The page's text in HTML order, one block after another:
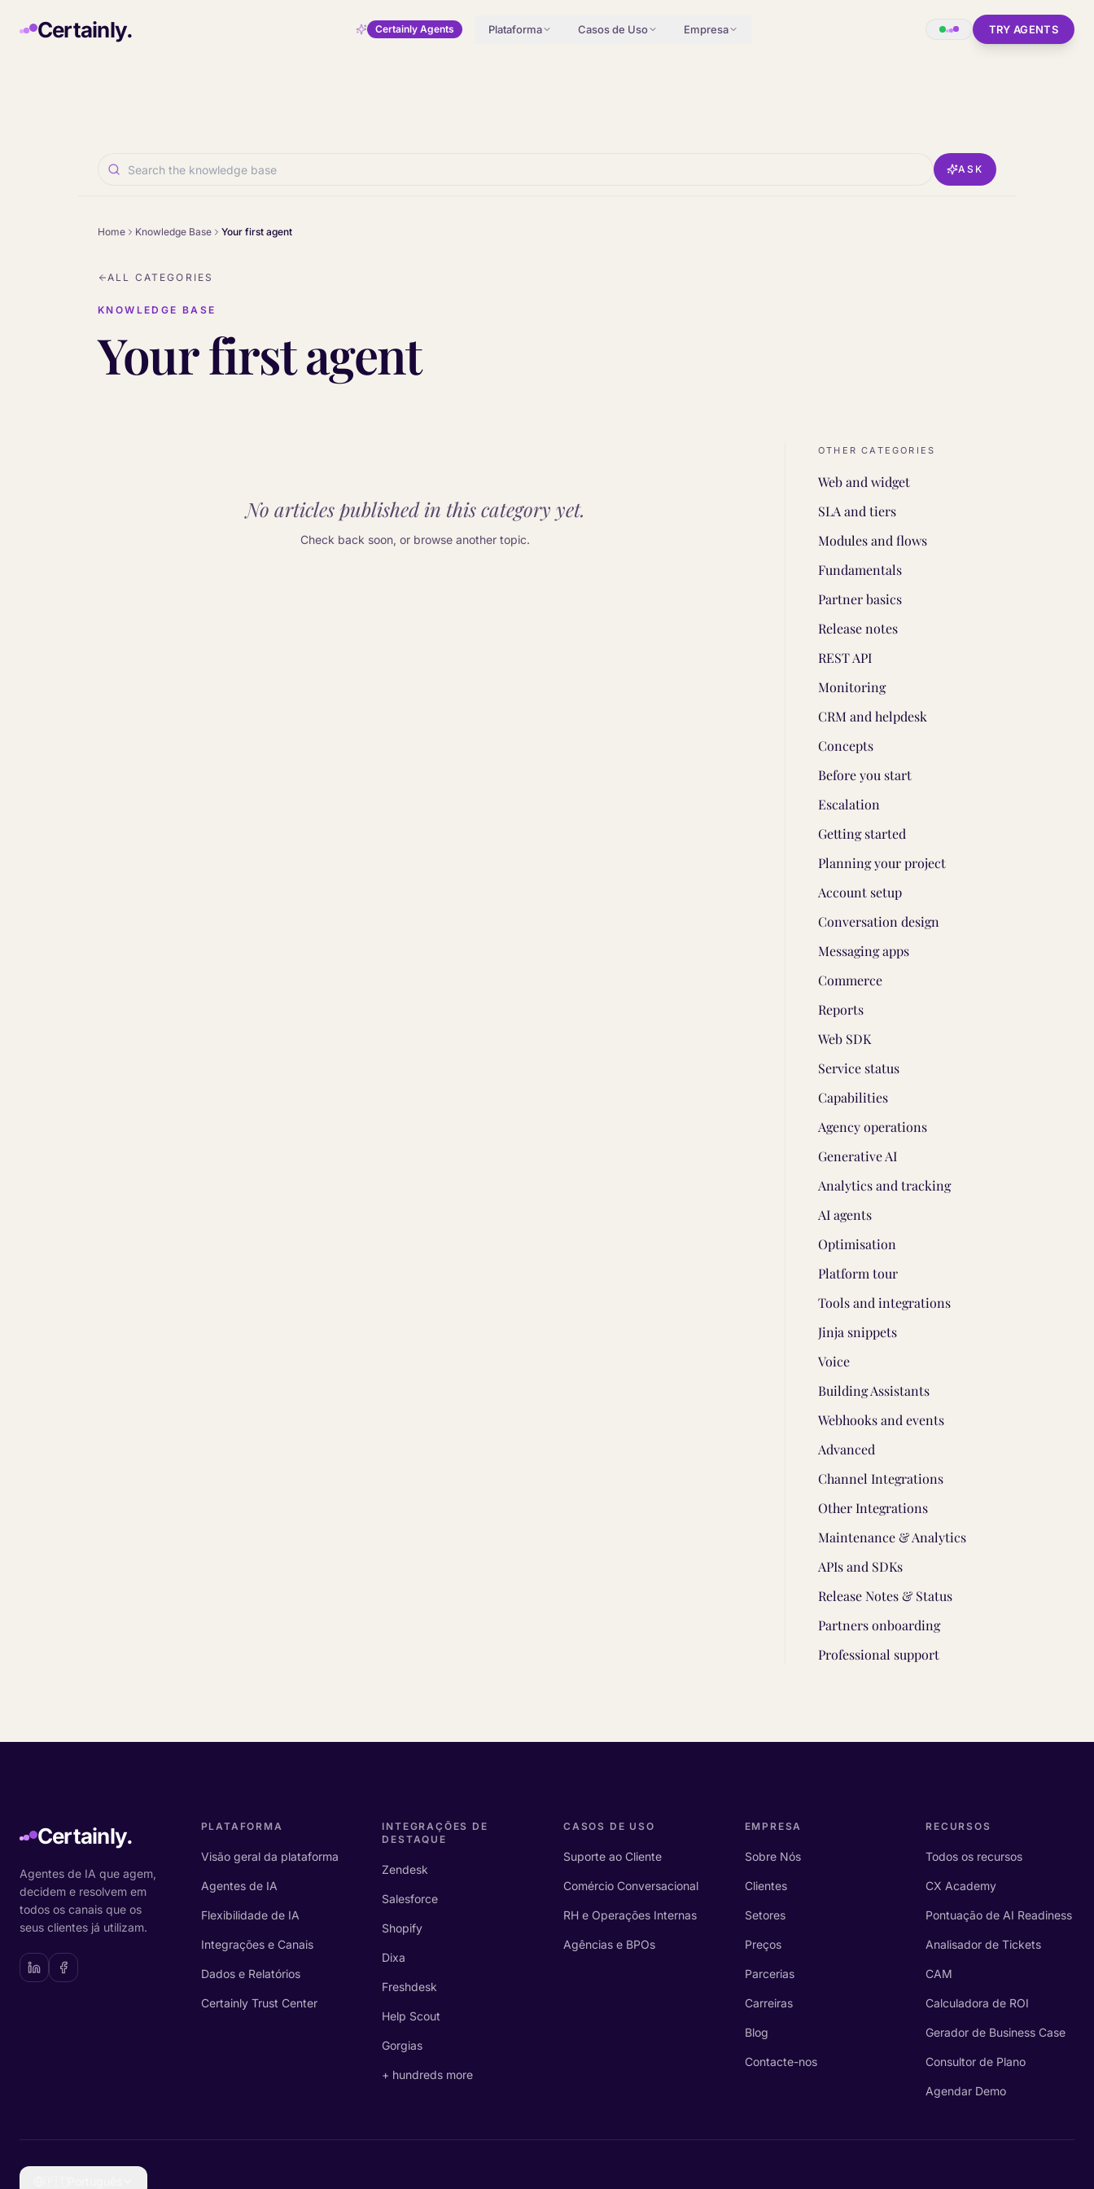
Certainly. Certainly Agents Plataforma Casos de Uso Empresa TRY AGENTS
ASK
Home Knowledge Base Your first agent
ALL CATEGORIES
KNOWLEDGE BASE
Your first agent
No articles published in this category yet.
Check back soon, or browse another topic.
OTHER CATEGORIES
Web and widget
SLA and tiers
Modules and flows
Fundamentals
Partner basics
Release notes
REST API
Monitoring
CRM and helpdesk
Concepts
Before you start
Escalation
Getting started
Planning your project
Account setup
Conversation design
Messaging apps
Commerce
Reports
Web SDK
Service status
Capabilities
Agency operations
Generative AI
Analytics and tracking
AI agents
Optimisation
Platform tour
Tools and integrations
Jinja snippets
Voice
Building Assistants
Webhooks and events
Advanced
Channel Integrations
Other Integrations
Maintenance & Analytics
APIs and SDKs
Release Notes & Status
Partners onboarding
Professional support
Certainly.
Agentes de IA que agem,
decidem e resolvem em
todos os canais que os
seus clientes já utilizam.
PLATAFORMA
Visão geral da plataforma
Agentes de IA
Flexibilidade de IA
Integrações e Canais
Dados e Relatórios
Certainly Trust Center
INTEGRAÇÕES DE
DESTAQUE
Zendesk
Salesforce
Shopify
Dixa
Freshdesk
Help Scout
Gorgias
+ hundreds more
CASOS DE USO
Suporte ao Cliente
Comércio Conversacional
RH e Operações Internas
Agências e BPOs
EMPRESA
Sobre Nós
Clientes
Setores
Preços
Parcerias
Carreiras
Blog
Contacte-nos
RECURSOS
Todos os recursos
CX Academy
Pontuação de AI Readiness
Analisador de Tickets
CAM
Calculadora de ROI
Gerador de Business Case
Consultor de Plano
Agendar Demo